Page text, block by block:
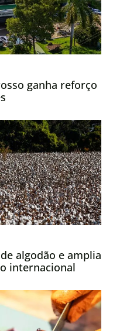
ganha reforço
algodão e amplia
internacional